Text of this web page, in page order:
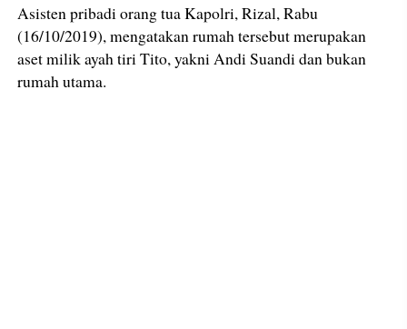
Asisten pribadi orang tua Kapolri, Rizal, Rabu
(16/10/2019), mengatakan rumah tersebut merupakan
aset milik ayah tiri Tito, yakni Andi Suandi dan bukan
rumah utama.